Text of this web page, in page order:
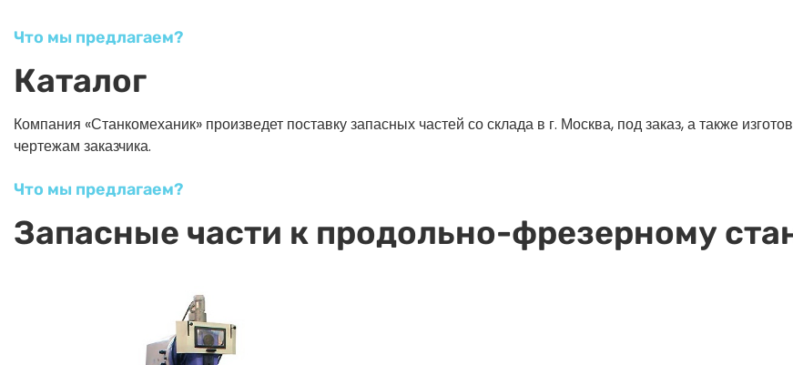
Что мы предлагаем?
Каталог
Компания «Станкомеханик» произведет поставку запасных частей со склада в г. Москва, под заказ, а также
чертежам заказчика.
Что мы предлагаем?
Запасные части к продольно-фрезерному